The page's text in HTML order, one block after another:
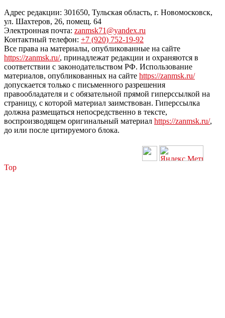
Адрес редакции: 301650, Тульская область, г. Новомосковск,
ул. Шахтеров, 26, помещ. 64
Электронная почта: zanmsk71@yandex.ru
Контактный телефон: +7 (920) 752-19-92
Все права на материалы, опубликованные на сайте
https://zanmsk.ru/, принадлежат редакции и охраняются в
соответствии с законодательством РФ. Использование
материалов, опубликованных на сайте https://zanmsk.ru/
допускается только с письменного разрешения
правообладателя и с обязательной прямой гиперссылкой на
страницу, с которой материал заимствован. Гиперссылка
должна размещаться непосредственно в тексте,
воспроизводящем оригинальный материал https://zanmsk.ru/,
до или после цитируемого блока.
Top